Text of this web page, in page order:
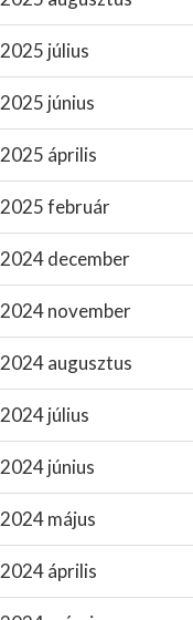
2025 július
2025 június
2025 április
2025 február
2024 december
2024 november
2024 augusztus
2024 július
2024 június
2024 május
2024 április